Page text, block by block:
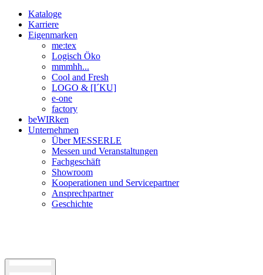
Kataloge
Karriere
Eigenmarken
me:tex
Logisch Öko
mmmhh...
Cool and Fresh
LOGO & [I´KU]
e-one
factory
beWIRken
Unternehmen
Über MESSERLE
Messen und Veranstaltungen
Fachgeschäft
Showroom
Kooperationen und Servicepartner
Ansprechpartner
Geschichte